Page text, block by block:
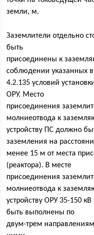
земли, м.
Заземлители отдельно
быть
присоединены к
соблюдении указанных в
4.2.135 условий
ОРУ. Место
присоединения
молниеотвода к
устройству ПС должно
заземления на
менее 15 м от места
(реактора). В месте
присоединения
молниеотвода к
устройству ОРУ 35-150
быть выполнены по
двум-трем